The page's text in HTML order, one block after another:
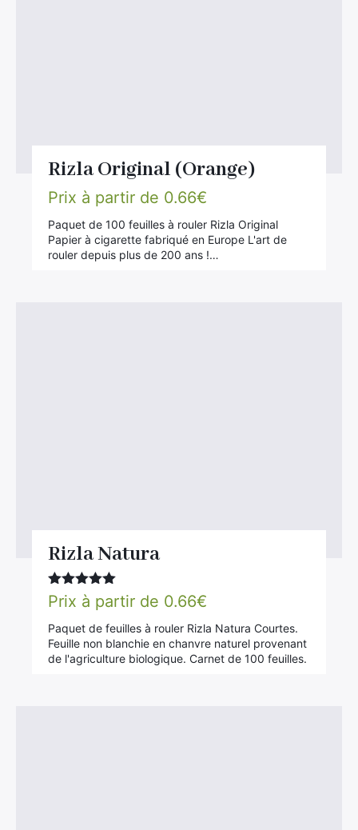
Rizla Original (Orange)
Prix à partir de 0.66€
Paquet de 100 feuilles à rouler Rizla Original
Papier à cigarette fabriqué en Europe L'art de
rouler depuis plus de 200 ans !…
Rizla Natura
Note 5.00
sur 5
Prix à partir de 0.66€
Paquet de feuilles à rouler Rizla Natura Courtes.
Feuille non blanchie en chanvre naturel provenant
de l'agriculture biologique. Carnet de 100 feuilles.